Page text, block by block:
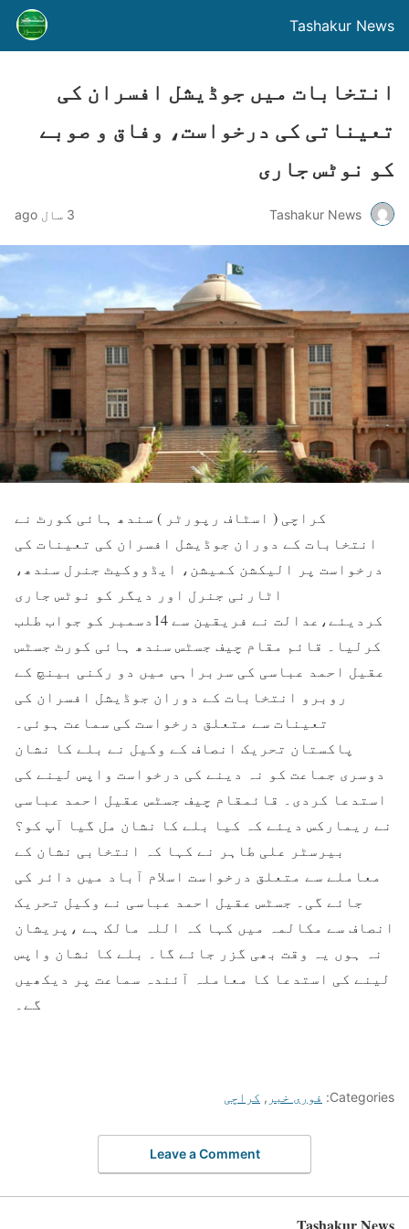
Tashakur News
انتخابات میں جوڈیشل افسران کی
تعیناتی کی درخواست، وفاق و صوبے
کو نوٹس جاری
Tashakur News 3 سال ago
کراچی ( اسٹاف رپورٹر ) سندھ ہائی کورٹ نے
انتخابات کے دوران جوڈیشل افسران کی تعینات کی
درخواست پر الیکشن کمیشن، ایڈووکیٹ جنرل سندھ،
اٹارنی جنرل اور دیگر کو نوٹس جاری
کردیئے،عدالت نے فریقین سے 14دسمبر کو جواب طلب
کرلیا۔ قائم مقام چیف جسٹس سندھ ہائی کورٹ جسٹس
عقیل احمد عباسی کی سربراہی میں دو رکنی بینچ کے
روبرو انتخابات کے دوران جوڈیشل افسران کی
تعینات سے متعلق درخواست کی سماعت ہوئی۔
پاکستان تحریک انصاف کے وکیل نے بلے کا نشان
دوسری جماعت کو نہ دینے کی درخواست واپس لینے کی
استدعا کردی۔ قائمقام چیف جسٹس عقیل احمد عباسی
نے ریمارکس دیئے کہ کیا بلے کا نشان مل گیا آپ کو؟
بیرسٹر علی طاہر نے کہا کہ انتخابی نشان کے
معاملے سے متعلق درخواست اسلام آباد میں دائر کی
جائے گی۔ جسٹس عقیل احمد عباسی نے وکیل تحریک
انصاف سے مکالمہ میں کہا کہ اللہ مالک ہے ،پریشان
نہ ہوں یہ وقت بھی گزر جائے گا۔ بلے کا نشان واپس
لینے کی استدعا کا معاملہ آئندہ سماعت پر دیکھیں
گے۔
Categories: فوری خبر , کراچی
Leave a Comment